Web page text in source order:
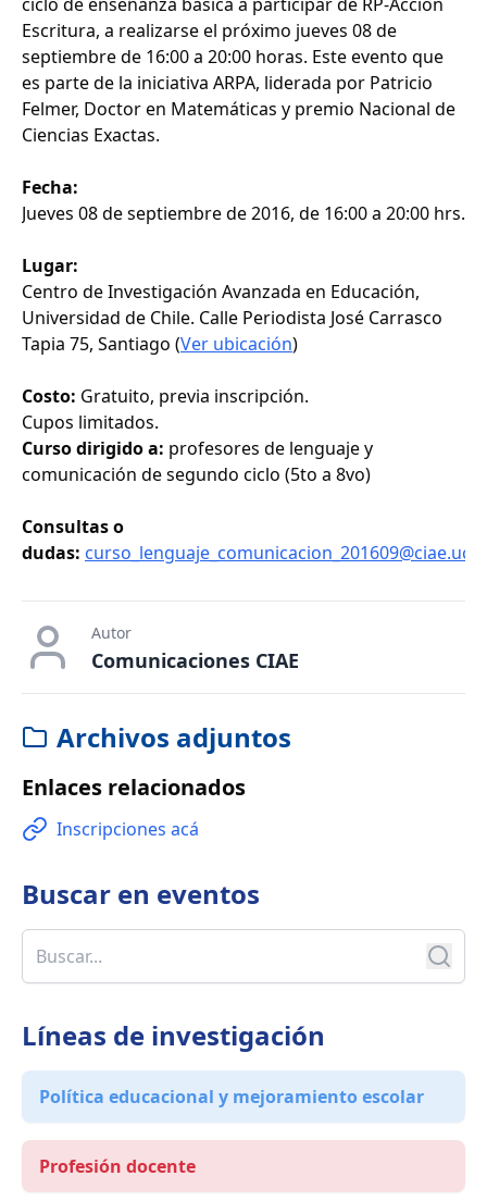
Escritura, a realizarse el próximo jueves 08 de
septiembre de 16:00 a 20:00 horas. Este evento que
es parte de la iniciativa ARPA, liderada por Patricio
Felmer, Doctor en Matemáticas y premio Nacional de
Ciencias Exactas.
Fecha:
Jueves 08 de septiembre de 2016, de 16:00 a 20:00 hrs.
Lugar:
Centro de Investigación Avanzada en Educación,
Universidad de Chile. Calle Periodista José Carrasco
Tapia 75, Santiago (Ver ubicación)
Costo: Gratuito, previa inscripción.
Cupos limitados.
Curso dirigido a: profesores de lenguaje y
comunicación de segundo ciclo (5to a 8vo)
Consultas o
dudas:
Autor
Comunicaciones CIAE
Archivos adjuntos
Enlaces relacionados
Inscripciones acá
Buscar en eventos
Líneas de investigación
Política educacional y mejoramiento escolar
Profesión docente